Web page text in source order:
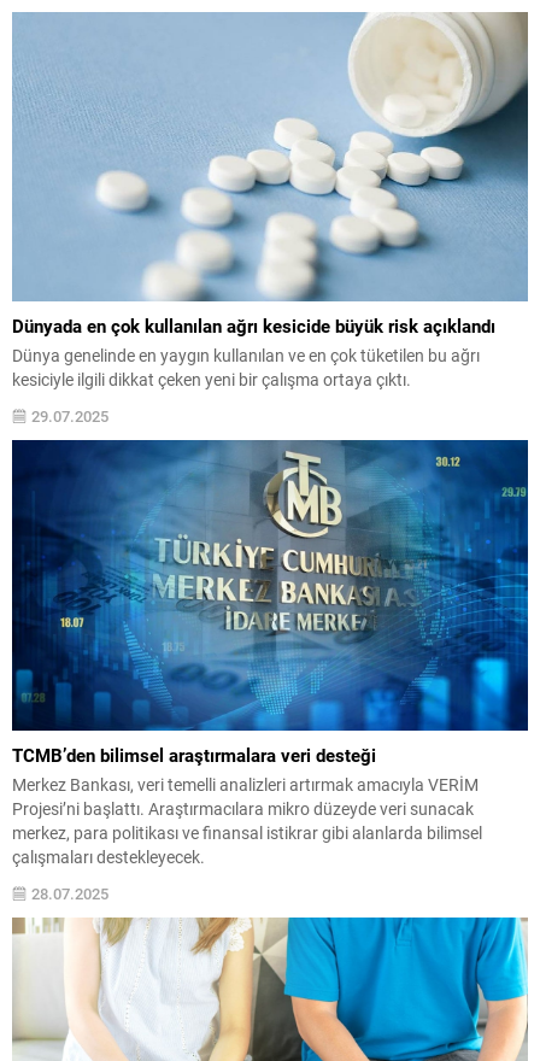
Dünyada en çok kullanılan ağrı kesicide büyük risk açıklandı
Dünya genelinde en yaygın kullanılan ve en çok tüketilen bu ağrı
kesiciyle ilgili dikkat çeken yeni bir çalışma ortaya çıktı.
29.07.2025
TCMB’den bilimsel araştırmalara veri desteği
Merkez Bankası, veri temelli analizleri artırmak amacıyla VERİM
Projesi’ni başlattı. Araştırmacılara mikro düzeyde veri sunacak
merkez, para politikası ve finansal istikrar gibi alanlarda bilimsel
çalışmaları destekleyecek.
28.07.2025